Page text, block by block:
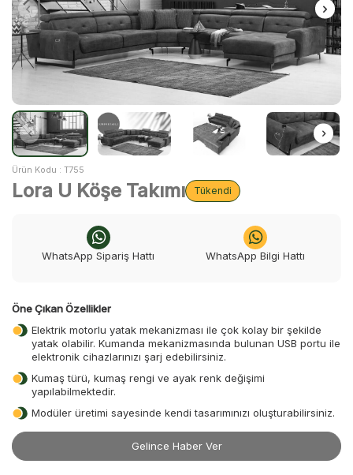
Ürün Kodu : T755
Lora U Köşe Takımı Tükendi
WhatsApp Sipariş Hattı WhatsApp Bilgi Hattı
Öne Çıkan Özellikler
Elektrik motorlu yatak mekanizması ile çok kolay bir şekilde
yatak olabilir. Kumanda mekanizmasında bulunan USB portu ile
elektronik cihazlarınızı şarj edebilirsiniz.
Kumaş türü, kumaş rengi ve ayak renk değişimi
yapılabilmektedir.
Modüler üretimi sayesinde kendi tasarımınızı oluşturabilirsiniz.
Gelince Haber Ver